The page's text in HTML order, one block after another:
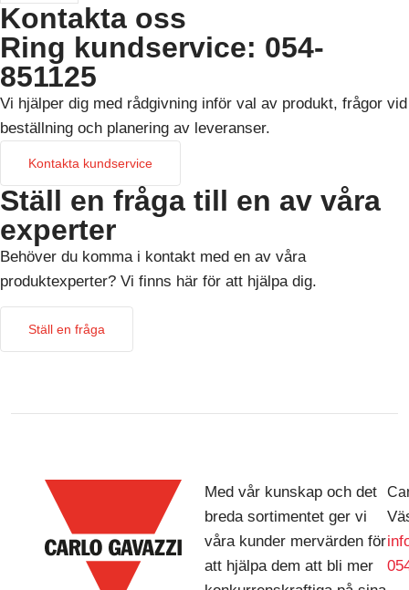
Kontakta oss
Ring kundservice: 054-
851125
Vi hjälper dig med rådgivning inför val av produkt, frågor vid
beställning och planering av leveranser.
Kontakta kundservice
Ställ en fråga till en av våra
experter
Behöver du komma i kontakt med en av våra
produktexperter? Vi finns här för att hjälpa dig.
Ställ en fråga
Med vår kunskap och det
breda sortimentet ger vi
våra kunder mervärden för
att hjälpa dem att bli mer